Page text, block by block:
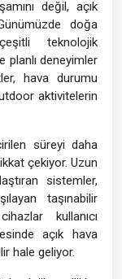
değil, açık
doğa
teknolojik
planlı deneyimler
hava durumu
aktivitelerin
süreyi daha
çekiyor. Uzun
sistemler,
taşınabilir
kullanıcı
açık hava
hale geliyor.